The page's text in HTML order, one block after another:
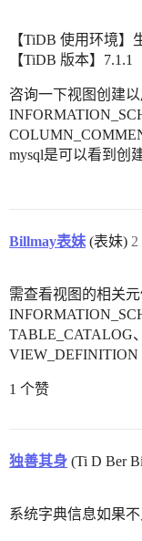
【TiDB 使用环境】
【TiDB 版本】7.1.1
咨询一下视图创建以
mysql是可以看到创
Billmay表妹 (表妹) 2
需查看视图的相关
TABLE_CATALOG
1 个赞
独善其身 (Ti D Ber
系统字典信息如果